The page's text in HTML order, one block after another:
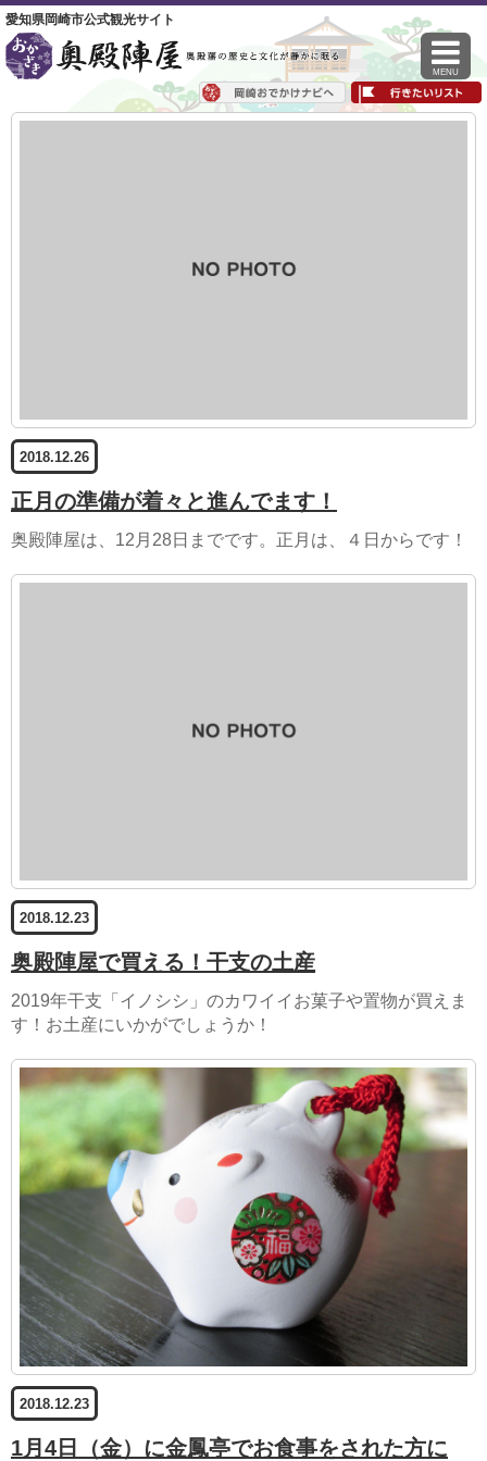
愛知県岡崎市公式観光サイト
MENU
2018.12.26
正月の準備が着々と進んでます！
奥殿陣屋は、12月28日までです。正月は、４日からです！
2018.12.23
奥殿陣屋で買える！干支の土産
2019年干支「イノシシ」のカワイイお菓子や置物が買えま
す！お土産にいかがでしょうか！
2018.12.23
1月4日（金）に金鳳亭でお食事をされた方に